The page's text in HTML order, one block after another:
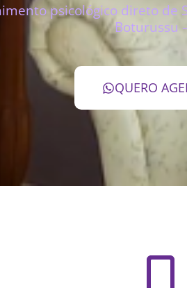
psicológico direto de
Boturussu
QUERO